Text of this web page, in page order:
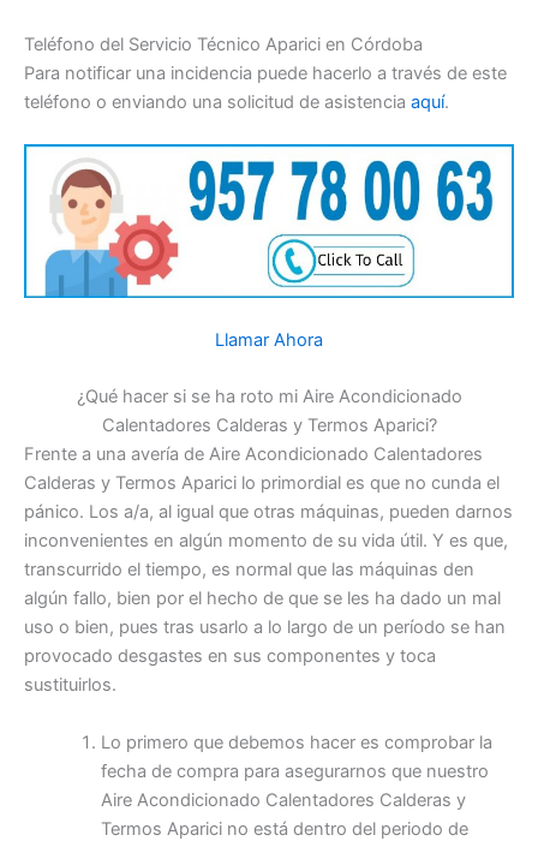
Teléfono del Servicio Técnico Aparici en Córdoba
Para notificar una incidencia puede hacerlo a través de este
teléfono o enviando una solicitud de asistencia aquí.
Llamar Ahora
¿Qué hacer si se ha roto mi Aire Acondicionado
Calentadores Calderas y Termos Aparici?
Frente a una avería de Aire Acondicionado Calentadores
Calderas y Termos Aparici lo primordial es que no cunda el
pánico. Los a/a, al igual que otras máquinas, pueden darnos
inconvenientes en algún momento de su vida útil. Y es que,
transcurrido el tiempo, es normal que las máquinas den
algún fallo, bien por el hecho de que se les ha dado un mal
uso o bien, pues tras usarlo a lo largo de un período se han
provocado desgastes en sus componentes y toca
sustituirlos.
Lo primero que debemos hacer es comprobar la
fecha de compra para asegurarnos que nuestro
Aire Acondicionado Calentadores Calderas y
Termos Aparici no está dentro del periodo de